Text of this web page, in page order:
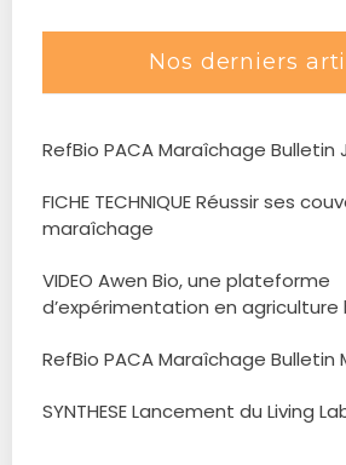
Nos derniers
RefBio PACA Maraîchage Bulletin
FICHE TECHNIQUE Réussir ses couverts végétaux en
maraîchage
VIDEO Awen Bio, une plateforme
d’expérimentation en agriculture
RefBio PACA Maraîchage Bulletin
SYNTHESE Lancement du Living